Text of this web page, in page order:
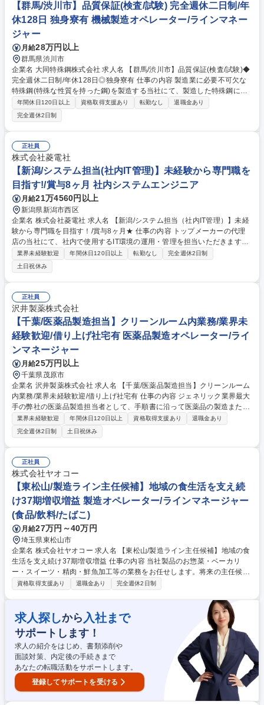
【群馬/渋川市】品質保証(検査/試験) 完全週休二日制/年
休128日 独身寮有 機械製造オペレーター/ラインマネー
ジャー
月給28万円以上
群馬県渋川市
企業名 大同特殊鋼株式会社 求人名 【群馬/渋川市】品質保証(検査/試験)◆
完全週休二日制/年休128日◎独身寮有 仕事の内容 製造業に必要不可欠な
特殊鋼(特殊な性質を持った鋼)を製造する当社にて、製造した特殊鋼に対
し様々な機械や機器を用いて、品質や安全性に問題がないかの試験・検査
をお任せします。【以下主な業務内容】 ■引張試験や破断試験、組織・化
学分析など ■非破壊検査（超音波等による内部欠陥の確認） ■外観目視検
査（キズ・割れ・不具合の確認） ■寸法検査 ■その他、検査業務に付随す
る改善活動 など ※製品のサンプルを切り出して試験するポジションと製
品そのものを検査するポジションがあります。どちらの担当になるかはご
希望と適性から相談させていただきます。 募集職種 【群馬/渋川市】品質
保証(検査/試験)◆完全週休二日制/年休128日◎独身寮有
年間休日120日以上 資格取得支援あり 転勤なし
退職金あり
完全週休2日制
正社員
株式会社菱電社
【新潟/システム担当(社内IT管理)】未経験から専門職を
目指す!/賞与8ヶ月 社内システムエンジニア
月給21万4560円以上
新潟県新潟市西区
企業名 株式会社菱電社 求人名 【新潟/システム担当（社内IT管理）】未経
験から専門職を目指す！/賞与8ヶ月★ 仕事の内容 トップメーカーの代理
店の当社にて、社内で使用するIT環境の運用・管理を担当いただきます。
将来的には、当社の情報システム領域を担う中核人材としてのご活躍を期
待するポジションです。 ・PC、サーバー、ネットワークの管理 ・アカウ
ント、アクセス権限の管理 ・情報セキュリティルールの運用・点検 ・ベ
ンダー（外部業者）との調整 ・社員からの問合せ対応（ヘルプデスク）
※入社後は既存担当者のもとで基礎から習得し、段階的に業務を引き継ぎ
予定。 募集職種 【新潟/システム担当（社内IT管理）】未経験から専門職
を目指す！/賞与8ヶ月★
業界未経験歓迎 年間休日120日以上 転勤なし
完全週休2日制
土日祝休み
正社員
沢井製薬株式会社
【千葉/医薬品製造担当】クリーンルーム内業務/業界未
経験歓迎/借り上げ社宅有 医薬品製造オペレーター/ライ
ンマネージャー
月給25万円以上
千葉県茂原市
企業名 沢井製薬株式会社 求人名 【千葉/医薬品製造担当】クリーンルーム
内業務/業界未経験歓迎/借り上げ社宅有 仕事の内容 ジェネリック業界最大
手の弊社の医薬品製造担当者として、手順書に沿って医薬品の製造または
包装にかかわる機械操作をお願いします。クリーンルーム内での作業とな
り、衛生的な環境でお仕事していただけます。 【入社後について】入社後
は約半年にわたり研修を実施します。入社前の段階では専門的な知識は不
要です。医薬品製造を通じて社会貢献したいという意欲のある方はぜひご
応募ください！ 【働き方】1週間ごとに早番・遅番（日勤・夜勤）が交替
し、生活リズムが取りやすい環境です。 【採用背景】事業拡大・生産量増
加に伴い人員強化 募集職種 【千葉/医薬品製造担当】クリーンルーム内業
務/業界未経験歓迎/借り上げ社宅有
業界未経験歓迎 年間休日120日以上 資格取得支援あり
退職金あり
完全週休2日制
土日祝休み
正社員
株式会社ヤオコー
【東松山/製造ライン主任候補】地域の食生活を支え続
け37期増収増益 製造オペレーター/ラインマネージャー
(食品/飲料/たばこ)
月給27万円～40万円
埼玉県東松山市
企業名 株式会社ヤオコー 求人名 【東松山/製造ライン主任候補】地域の食
生活を支え続け37期増収増益 仕事の内容 当社製品のお惣菜・ベーカリ
ー・スイーツ・精肉・鮮魚加工等の業務をお任せします。将来の主任候補
として活躍いただきます。 募集職種 【東松山/製造ライン主任候補】地域
資格取得支援あり 退職金あり 完全週休2日制
求人探しから 入社まで
サポートします！
求人の紹介をはじめ、書類添削や
面談対策、内定後の手続きまで
あなたの転職活動をサポートします。
登録してサポートを受ける